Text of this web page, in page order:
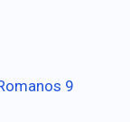
9